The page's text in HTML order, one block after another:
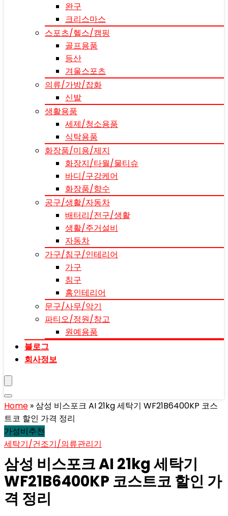
완구
크리스마스
스포츠/헬스/캠핑
골프용품
등산
겨울스포츠
의류/가방/잡화
신발
생활용품
세제/청소용품
식탁용품
화장품/미용/제지
화장지/타월/물티슈
바디/구강케어
화장품/향수
공구/생활/자동차
배터리/전구/생활
생활/주거설비
자동차
가구/침구/인테리어
가구
침구
홈인테리어
문구/사무/악기
파티오/정원/창고
원예용품
블로그
회사정보
Home »삼성 비스포크 AI 21kg 세탁기 WF21B6400KP 코스
트코 할인 가격 정리
가성비추천
세탁기/건조기/의류관리기
삼성 비스포크 AI 21kg 세탁기
WF21B6400KP 코스트코 할인 가
격 정리